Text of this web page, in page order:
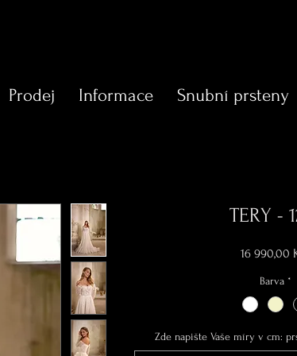
Prodej Informace Snubní prsteny
TERY -
16 990,00
Barva *
Zde napište Vaše míry v cm: